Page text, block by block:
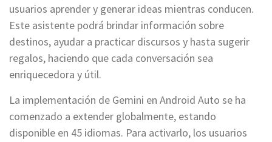
usuarios aprender y generar ideas mientras conducen.
Este asistente podrá brindar información sobre
destinos, ayudar a practicar discursos y hasta sugerir
regalos, haciendo que cada conversación sea
enriquecedora y útil.
La implementación de Gemini en Android Auto se ha
comenzado a extender globalmente, estando
disponible en 45 idiomas. Para activarlo, los usuarios